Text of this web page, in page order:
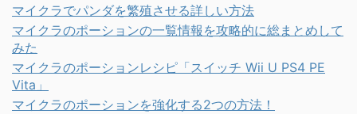
マイクラでパンダを繁殖させる詳しい方法
マイクラのポーションの一覧情報を攻略的に総まとめして
みた
マイクラのポーションレシピ「スイッチ Wii U PS4 PE
Vita」
マイクラのポーションを強化する2つの方法！